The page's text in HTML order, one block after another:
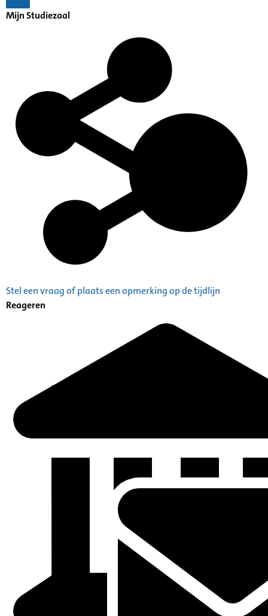
Mijn Studiezaal
Stel een vraag of plaats een opmerking op de tijdlijn
Reageren